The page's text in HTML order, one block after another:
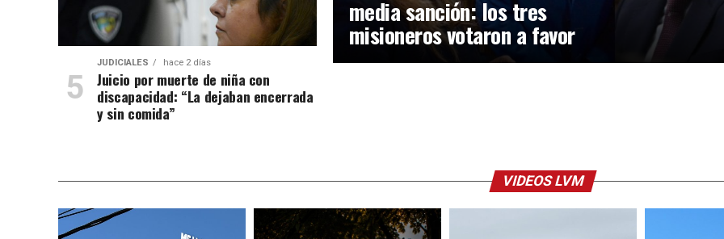
media sanción: los tres
misioneros votaron a favor
JUDICIALES hace 2 días
Juicio por muerte de niña con
discapacidad: “La dejaban encerrada
y sin comida”
VIDEOS LVM